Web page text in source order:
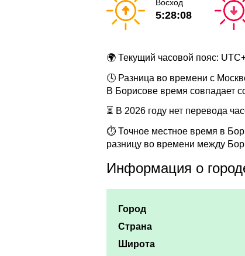
Восход
5:28:08
🌍 Текущий часовой пояс:
🕓 Разница во времени с
В Борисове время совпадает
⏳ В 2026 году нет перевода
⏱ Точное местное время в
разницу во времени между
Информация о
Город
Страна
Широта